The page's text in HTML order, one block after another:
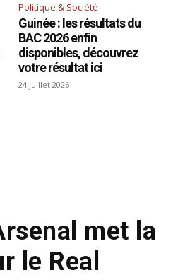
Politique & Société
Guinée : les résultats du
BAC 2026 enfin
disponibles, découvrez
votre résultat ici
24 juillet 2026